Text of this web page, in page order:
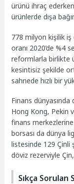
ürünü ihraç
ürünlerde dışa
778 milyon kişilik iş
oranı 2020’de %4
reformlarla birlikte
kesintisiz şekilde
sahnede hızlı bir
Finans
Hong Kong, Pekin
finans
borsası da dünya
listesinde 129 Çinli
döviz rezerviyle
Sıkça Sorulan